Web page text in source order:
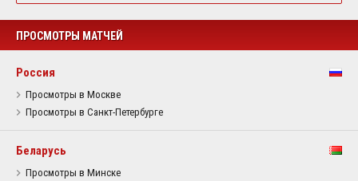
ПРОСМОТРЫ МАТЧЕЙ
Россия
Просмотры в Москве
Просмотры в Санкт-Петербурге
Беларусь
Просмотры в Минске